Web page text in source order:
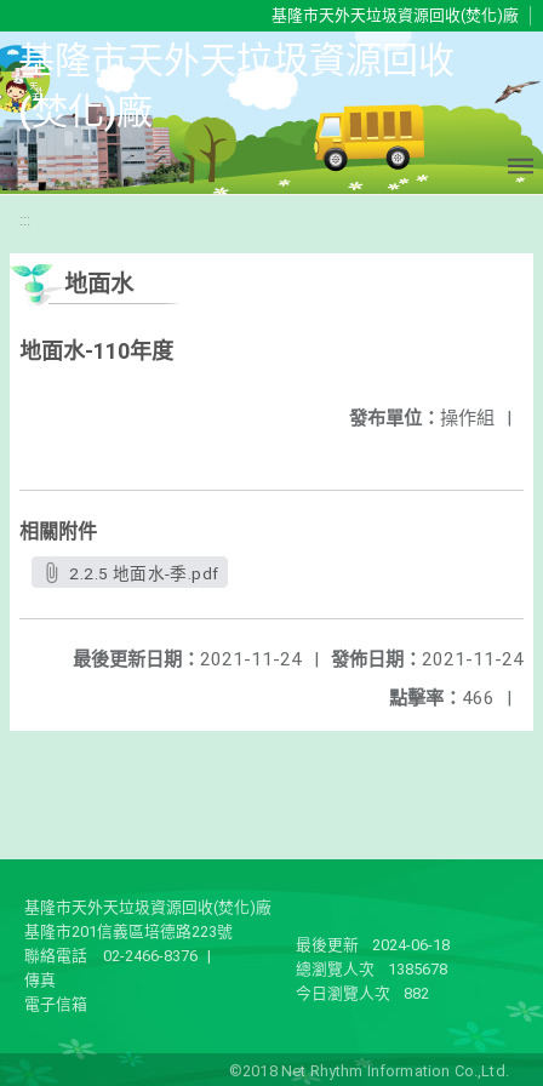
基隆市天外天垃圾資源回收(焚化)廠
基隆市天外天垃圾資源回收
(焚化)廠
:::
地面水
地面水-110年度
發布單位： 操作組 |
相關附件
2.2.5 地面水-季.pdf
發佈日期： 2021-11-24
最後更新日期： 2021-11-24
|
點擊率： 466 |
基隆市天外天垃圾資源回收(焚化)廠
基隆市201信義區培德路223號
聯絡電話
02-2466-8376 |
傳真
電子信箱
最後更新
2024-06-18
總瀏覽人次
1385678
今日瀏覽人次
882
©2018 Net Rhythm Information Co.,Ltd.